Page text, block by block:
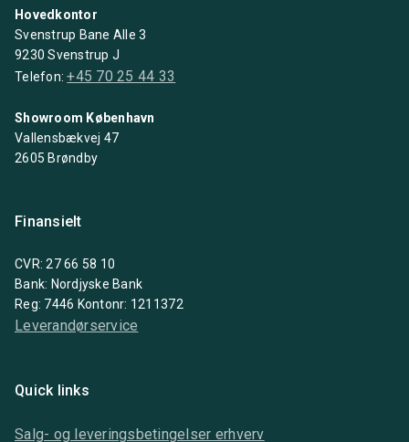
Hovedkontor
Svenstrup Bane Alle 3
9230 Svenstrup J
Telefon:+45 70 25 44 33
Showroom København
Vallensbækvej 47
2605 Brøndby
Finansielt
CVR: 27 66 58 10
Bank: Nordjyske Bank
Reg: 7446 Kontonr: 1211372
Leverandørservice
Quick links
Salg- og leveringsbetingelser erhverv